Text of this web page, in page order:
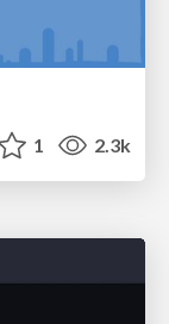
1 2.3k